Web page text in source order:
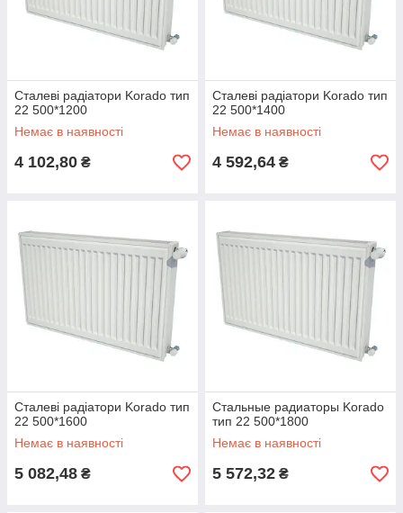
Сталеві радіатори Korado тип
22 500*1200
Немає в наявності
4 102,80 ₴
Сталеві радіатори Korado тип
22 500*1400
Немає в наявності
4 592,64 ₴
Сталеві радіатори Korado тип
22 500*1600
Немає в наявності
5 082,48 ₴
Стальные радиаторы Korado
тип 22 500*1800
Немає в наявності
5 572,32 ₴